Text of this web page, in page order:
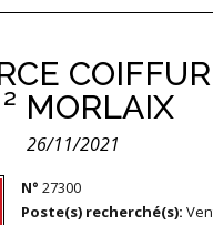
MORLAIX
26/11/2021
N° 27300
Poste(s) recherché(s):